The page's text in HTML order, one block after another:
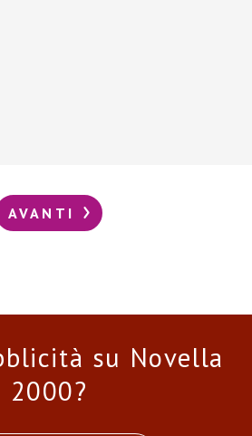
AVANTI
su Novella
2000?